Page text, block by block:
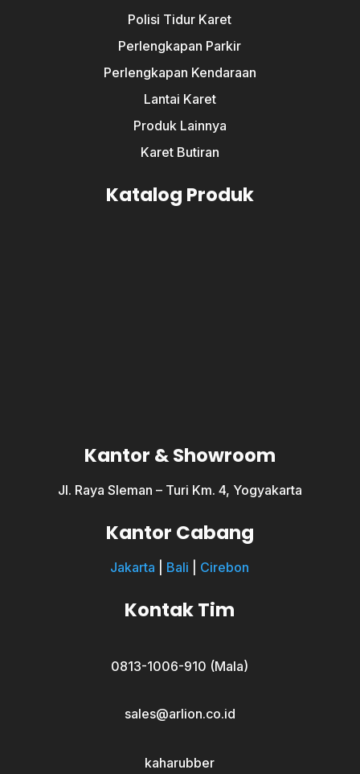
Polisi Tidur Karet
Perlengkapan Parkir
Perlengkapan Kendaraan
Lantai Karet
Produk Lainnya
Karet Butiran
Katalog Produk
Kantor & Showroom
Jl. Raya Sleman – Turi Km. 4, Yogyakarta
Kantor Cabang
Jakarta Bali Cirebon
Kontak Tim
0813-1006-910 (Mala)
sales@arlion.co.id
kaharubber